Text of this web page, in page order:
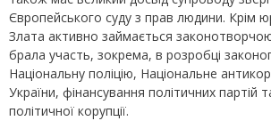
Європейського суду з прав людини. Крім
Злата активно займається
брала участь, зокрема, в розробці
Національну поліцію, Національне
України, фінансування політичних партій
політичної корупції.